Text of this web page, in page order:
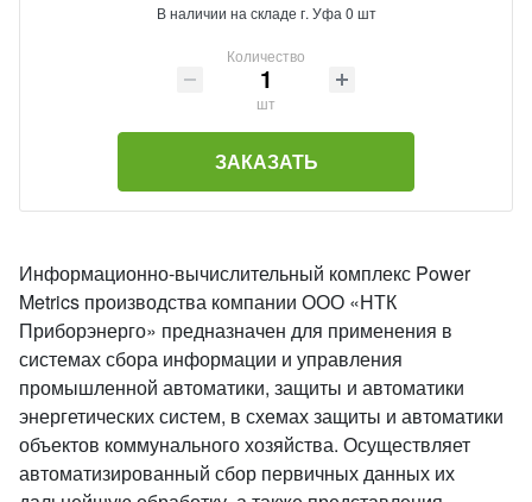
В наличии на складе г. Уфа 0 шт
Количество
шт
ЗАКАЗАТЬ
Информационно-вычислительный комплекс Power
Metrics производства компании ООО «НТК
Приборэнерго» предназначен для применения в
системах сбора информации и управления
промышленной автоматики, защиты и автоматики
энергетических систем, в схемах защиты и автоматики
объектов коммунального хозяйства. Осуществляет
автоматизированный сбор первичных данных их